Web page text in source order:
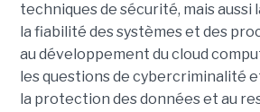
techniques de sécurité, mais aussi
la fiabilité des systèmes et des
au développement du cloud
les questions de cybercriminalité
la protection des données et au